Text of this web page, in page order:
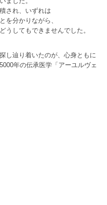
され、いずれは
を分かりながら、
うしてもできませんでした。
し辿り着いたのが、心身ともに
年の伝承医学「アーユルヴェ